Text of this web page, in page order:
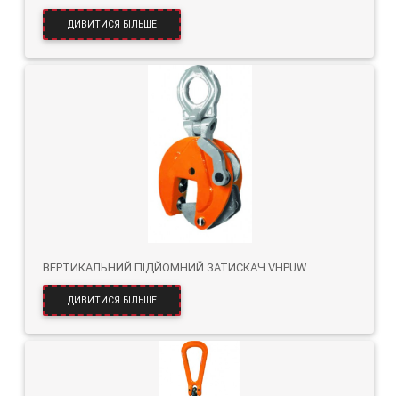
ДИВИТИСЯ БІЛЬШЕ
ВЕРТИКАЛЬНИЙ ПІДЙОМНИЙ ЗАТИСКАЧ VHPUW
ДИВИТИСЯ БІЛЬШЕ